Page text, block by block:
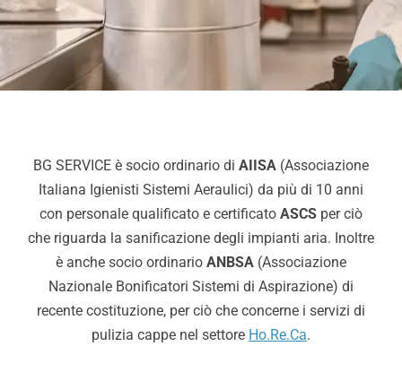
Chi Siamo
Video
BG SERVICE è socio ordinario di AIISA (Associazione
Italiana Igienisti Sistemi Aeraulici) da più di 10 anni
con personale qualificato e certificato ASCS per ciò
che riguarda la sanificazione degli impianti aria. Inoltre
è anche socio ordinario ANBSA (Associazione
Nazionale Bonificatori Sistemi di Aspirazione) di
recente costituzione, per ciò che concerne i servizi di
pulizia cappe nel settore Ho.Re.Ca.